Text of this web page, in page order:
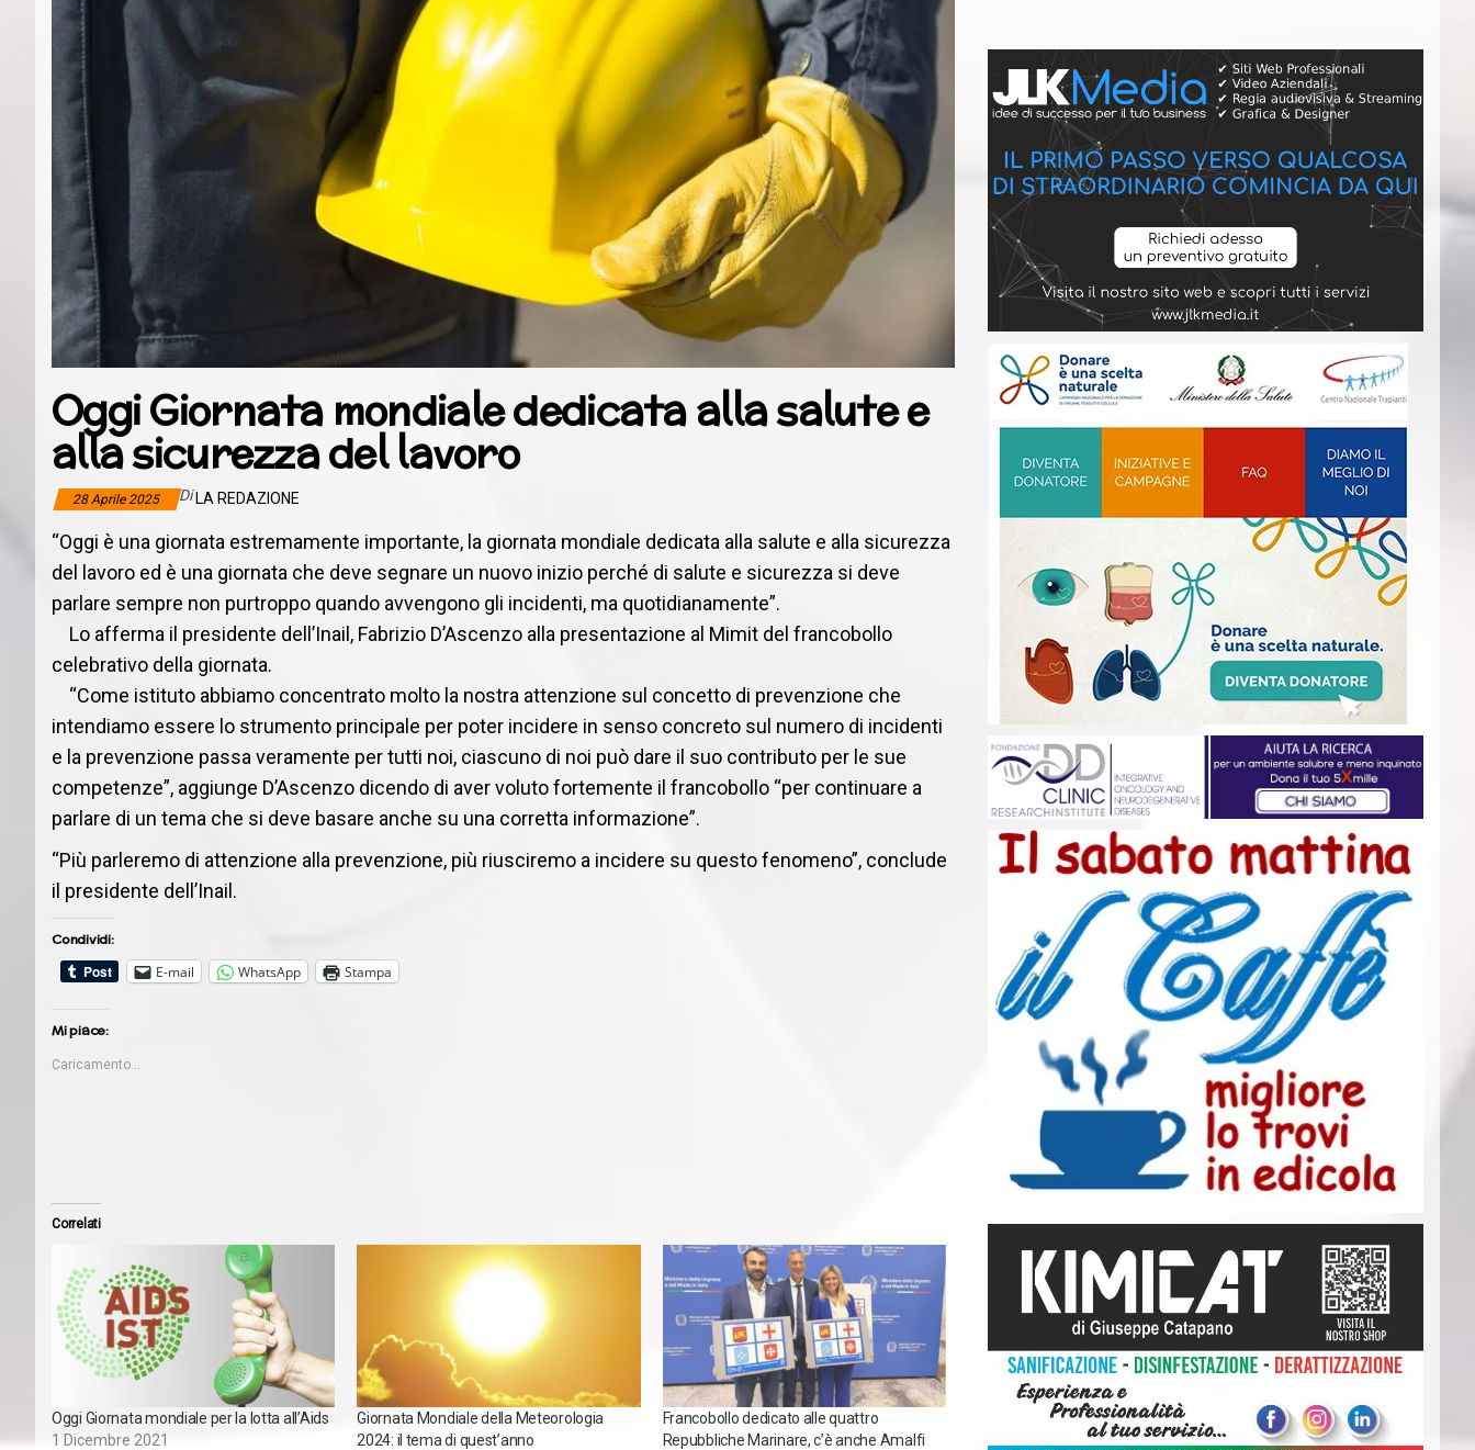
Oggi Giornata mondiale dedicata alla salute e
alla sicurezza del lavoro
28 Aprile 2025 Di LA REDAZIONE
“Oggi è una giornata estremamente importante, la giornata mondiale dedicata alla salute e alla sicurezza
del lavoro ed è una giornata che deve segnare un nuovo inizio perché di salute e sicurezza si deve
parlare sempre non purtroppo quando avvengono gli incidenti, ma quotidianamente”.
Lo afferma il presidente dell’Inail, Fabrizio D’Ascenzo alla presentazione al Mimit del francobollo
celebrativo della giornata.
“Come istituto abbiamo concentrato molto la nostra attenzione sul concetto di prevenzione che
intendiamo essere lo strumento principale per poter incidere in senso concreto sul numero di incidenti
e la prevenzione passa veramente per tutti noi, ciascuno di noi può dare il suo contributo per le sue
competenze”, aggiunge D’Ascenzo dicendo di aver voluto fortemente il francobollo “per continuare a
parlare di un tema che si deve basare anche su una corretta informazione”.
“Più parleremo di attenzione alla prevenzione, più riusciremo a incidere su questo fenomeno”, conclude
il presidente dell’Inail.
Condividi:
E-mail
WhatsApp Stampa
Mi piace:
Caricamento...
Correlati
Oggi Giornata mondiale per la lotta all’Aids
1 Dicembre 2021
Giornata Mondiale della Meteorologia
2024: il tema di quest’anno
Francobollo dedicato alle quattro
Repubbliche Marinare, c’è anche Amalfi